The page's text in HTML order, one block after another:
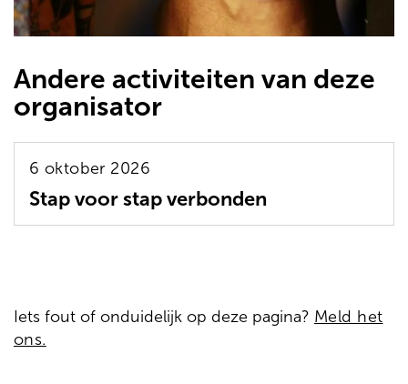
Andere activiteiten van deze
organisator
6 oktober 2026
Stap voor stap verbonden
Iets fout of onduidelijk op deze pagina? Meld het
ons.